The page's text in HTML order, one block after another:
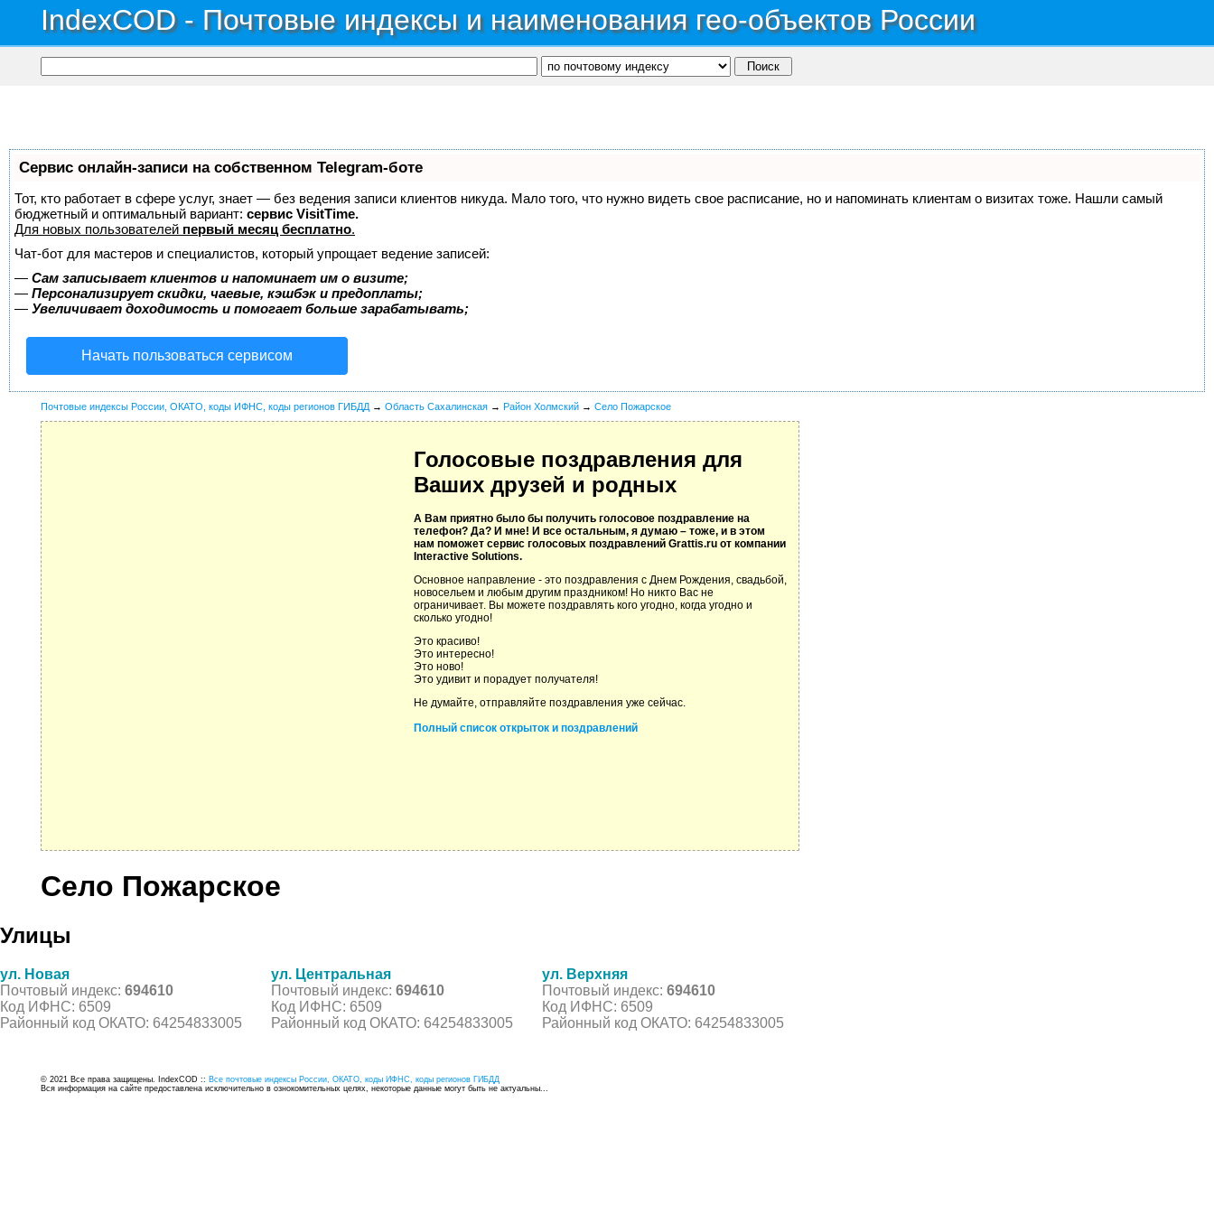
IndexCOD - Почтовые индексы и наименования гео-объектов России
Сервис онлайн-записи на собственном Telegram-боте
Тот, кто работает в сфере услуг, знает — без ведения записи клиентов никуда. Мало того, что нужно видеть свое расписание, но и напоминать клиентам о визитах тоже. Нашли самый
бюджетный и оптимальный вариант: сервис VisitTime.
Для новых пользователей первый месяц бесплатно.
Чат-бот для мастеров и специалистов, который упрощает ведение записей:
— Сам записывает клиентов и напоминает им о визите;
— Персонализирует скидки, чаевые, кэшбэк и предоплаты;
— Увеличивает доходимость и помогает больше зарабатывать;
Начать пользоваться сервисом
Почтовые индексы России, ОКАТО, коды ИФНС, коды регионов ГИБДД → Область Сахалинская → Район Холмский → Село Пожарское
Голосовые поздравления для
Ваших друзей и родных
А Вам приятно было бы получить голосовое поздравление на
телефон? Да? И мне! И все остальным, я думаю – тоже, и в этом
нам поможет сервис голосовых поздравлений Grattis.ru от компании
Interactive Solutions.
Основное направление - это поздравления с Днем Рождения, свадьбой,
новосельем и любым другим праздником! Но никто Вас не
ограничивает. Вы можете поздравлять кого угодно, когда угодно и
сколько угодно!
Это красиво!
Это интересно!
Это ново!
Это удивит и порадует получателя!
Не думайте, отправляйте поздравления уже сейчас.
Полный список открыток и поздравлений
Село Пожарское
Улицы
ул. Новая
Почтовый индекс: 694610
Код ИФНС: 6509
Районный код ОКАТО: 64254833005
ул. Центральная
Почтовый индекс: 694610
Код ИФНС: 6509
Районный код ОКАТО: 64254833005
ул. Верхняя
Почтовый индекс: 694610
Код ИФНС: 6509
Районный код ОКАТО: 64254833005
© 2021 Все права защищены. IndexCOD :: Все почтовые индексы России, ОКАТО, коды ИФНС, коды регионов ГИБДД
Вся информация на сайте предоставлена исключительно в ознокомительных целях, некоторые данные могут быть не актуальны...